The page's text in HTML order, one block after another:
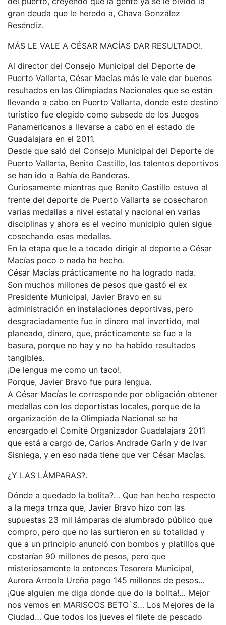
gran deuda que le heredo a, Chava González
Reséndiz.
MÁS LE VALE A CÉSAR MACÍAS DAR RESULTADO!.
Al director del Consejo Municipal del Deporte de
Puerto Vallarta, César Macías más le vale dar buenos
resultados en las Olimpiadas Nacionales que se están
llevando a cabo en Puerto Vallarta, donde este destino
turístico fue elegido como subsede de los Juegos
Panamericanos a llevarse a cabo en el estado de
Guadalajara en el 2011.
Desde que saló del Consejo Municipal del Deporte de
Puerto Vallarta, Benito Castillo, los talentos deportivos
se han ido a Bahía de Banderas.
Curiosamente mientras que Benito Castillo estuvo al
frente del deporte de Puerto Vallarta se cosecharon
varias medallas a nivel estatal y nacional en varias
disciplinas y ahora es el vecino municipio quien sigue
cosechando esas medallas.
En la etapa que le a tocado dirigir al deporte a César
Macías poco o nada ha hecho.
César Macías prácticamente no ha logrado nada.
Son muchos millones de pesos que gastó el ex
Presidente Municipal, Javier Bravo en su
administración en instalaciones deportivas, pero
desgraciadamente fue in dinero mal invertido, mal
planeado, dinero, que, prácticamente se fue a la
basura, porque no hay y no ha habido resultados
tangibles.
¡De lengua me como un taco!.
Porque, Javier Bravo fue pura lengua.
A César Macías le corresponde por obligación obtener
medallas con los deportistas locales, porque de la
organización de la Olimpiada Nacional se ha
encargado el Comité Organizador Guadalajara 2011
que está a cargo de, Carlos Andrade Garín y de Ivar
Sisniega, y en eso nada tiene que ver César Macías.
¿Y LAS LÁMPARAS?.
Dónde a quedado la bolita?… Que han hecho respecto
a la mega trnza que, Javier Bravo hizo con las
supuestas 23 mil lámparas de alumbrado público que
compro, pero que no las surtieron en su totalidad y
que a un principio anunció con bombos y platillos que
costarían 90 millones de pesos, pero que
misteriosamente la entonces Tesorera Municipal,
Aurora Arreola Ureña pago 145 millones de pesos…
¡Que alguien me diga donde que do la bolita!… Mejor
nos vemos en MARISCOS BETO`S… Los Mejores de la
Ciudad… Que todos los jueves el filete de pescado